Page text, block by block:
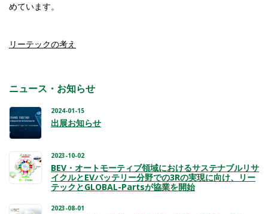
めています。
リーテックの考え
ニュース・お知らせ
2024-01-15
出展お知らせ
2023-10-02
BEV・オートモーティブ領域におけるサステナブルリサ
イクルとEVバッテリー分野での3Rの実現に向け、リー
テックとGLOBAL-Partsが協業を開始
2023-08-01